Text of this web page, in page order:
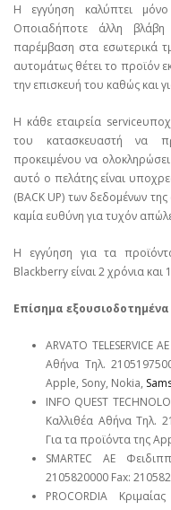
Η εγγύηση καλύπτει
Οποιαδήποτε άλλη βλάβη
παρέμβαση στα εσωτερικά
αυτομάτως θέτει το προϊόν
την επισκευή του καθώς και
Η κάθε εταιρεία
του κατασκευαστή να
προκειμένου να
αυτό ο πελάτης είναι
(BACK UP) των δεδομένων
καμία ευθύνη για τυχόν
Η εγγύηση για τα
Blackberry είναι 2 χρόνια και
Επίσημα
ARVATO
Αθήνα Τηλ.
Apple, Sony, Nokia,
INFO QUEST
Καλλιθέα Αθήνα Τηλ.
Για τα προϊόντα της
SMARTEC ΑΕ
2105820000 Fax:
PROCORDIA